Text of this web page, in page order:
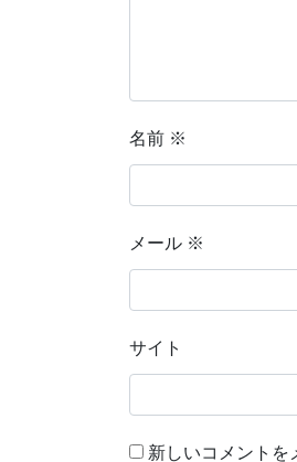
名前 ※
メール ※
サイト
新しいコメントを